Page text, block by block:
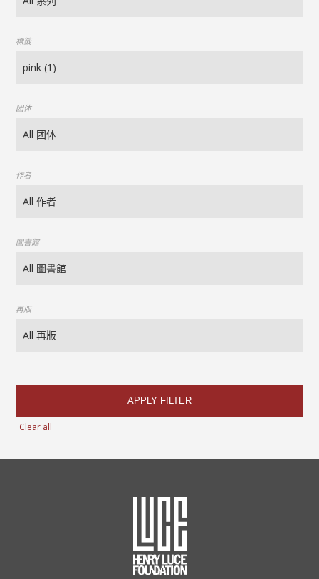
標籤
团体
作者
圖書館
再版
APPLY FILTER
Clear all